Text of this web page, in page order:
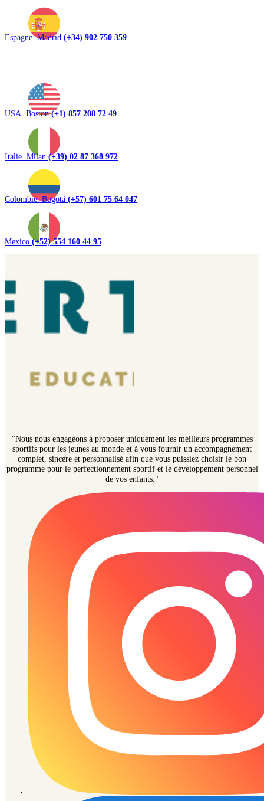
Espagne. Madrid (+34) 902 750 359
USA. Boston(+1) 857 208 72 49
Italie. Milan (+39) 02 87 368 972
Colombie. Bogotá (+57) 601 75 64 047
Mexico (+52) 554 160 44 95
"Nous nous engageons à proposer uniquement les meilleurs programmes
sportifs pour les jeunes au monde et à vous fournir un accompagnement
complet, sincère et personnalisé afin que vous puissiez choisir le bon
programme pour le perfectionnement sportif et le développement personnel
de vos enfants."